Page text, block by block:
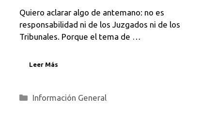
Quiero aclarar algo de antemano: no es
responsabilidad ni de los Juzgados ni de los
Tribunales. Porque el tema de …
Leer Más
Categorías
Información General